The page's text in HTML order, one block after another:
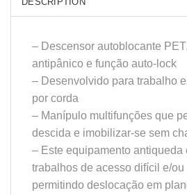
– Descensor autoblocante
antipânico e função auto-lock
– Desenvolvido para trabalho
por corda
– Manípulo multifunções que
descida e imobilizar-se sem
– Este equipamento antiqueda
trabalhos de acesso difícil e/ou
permitindo deslocação em